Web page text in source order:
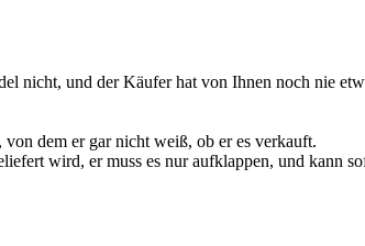
nicht, und der Käufer hat von Ihnen noch nie
dem er gar nicht weiß, ob er es verkauft.
wird, er muss es nur aufklappen, und kann